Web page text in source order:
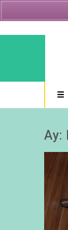
Ay: